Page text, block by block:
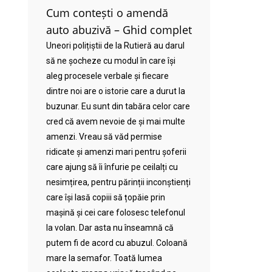
Cum contești o amendă
auto abuzivă – Ghid complet
Uneori polițiștii de la Rutieră au darul
să ne șocheze cu modul în care își
aleg procesele verbale și fiecare
dintre noi are o istorie care a durut la
buzunar. Eu sunt din tabăra celor care
cred că avem nevoie de și mai multe
amenzi. Vreau să văd permise
ridicate și amenzi mari pentru șoferii
care ajung să îi înfurie pe ceilalți cu
nesimțirea, pentru părinții inconștienți
care își lasă copiii să țopăie prin
mașină și cei care folosesc telefonul
la volan. Dar asta nu înseamnă că
putem fi de acord cu abuzul. Coloană
mare la semafor. Toată lumea